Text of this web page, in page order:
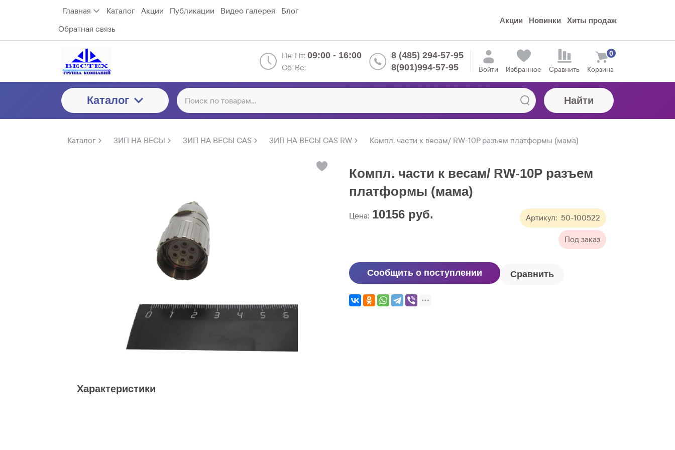
Главная Каталог Акции Публикации Видео галерея
Блог
Обратная связь
Акции Новинки Хиты продаж
Пн-Пт: 09:00 - 16:00
Сб-Вс:
8 (485) 294-57-95
8(901)994-57-95
Войти Избранное Сравнить Корзина
0
Каталог Найти
Каталог ЗИП НА ВЕСЫ ЗИП НА ВЕСЫ CAS ЗИП НА ВЕСЫ CAS RW Компл. части к весам/ RW-10P разъем платформы (мама)
Компл. части к весам/ RW-10P разъем
платформы (мама)
Артикул: 50-100522
Под заказ
Цена: 10156 руб.
Сообщить о поступлении Сравнить
Характеристики